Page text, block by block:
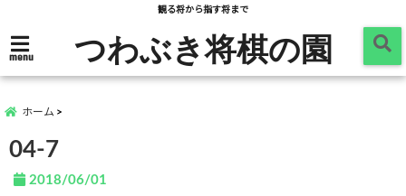
観る将から指す将まで
menu つわぶき将棋の園
ホーム
04-7
2018/06/01